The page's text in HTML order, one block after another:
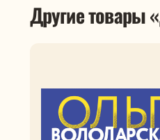
Другие товары